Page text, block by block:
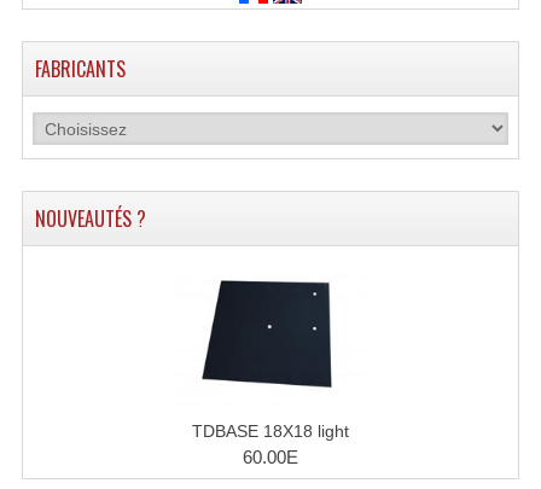
Digital Package Et Logiciel
Enregistreur Numérique
Platines Dvd Pour Dj
Platines Cassettes
Limiteur De Niveau Sonore
Microphones Scène Et Studio
Micro Sans Fil HF VHF 200MHZ
FABRICANTS
NOUVEAUTÉS ?
TDBASE 18X18 light
60.00E